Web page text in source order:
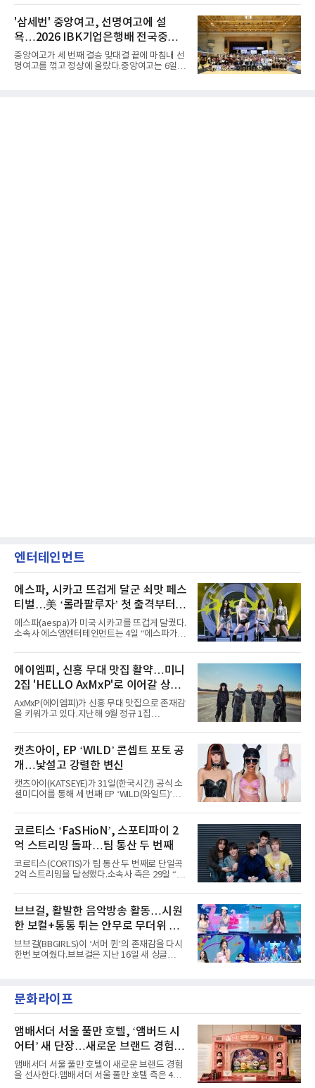
7번째 메달리스트가 됐다.승부는 막판에 갈렸
다. 3차 시기에서 20.31ｍ로 선
서 열리는 'UFC 331: 반 vs 판토자 2'에 출전해
각각 파트리시우 핏불(39·브라질), 마이클 애즈
웰 주니어(25·미국)와 맞선다.최두호의 목표는 8
년 만의 페더급 랭킹 재진입이다. 데뷔 후 3연속
KO승으로 11위까지 올랐던 그는 2018년 7월 순
위에서 빠졌고, 병역을 마치고 2023년 복귀한
뒤 1무에 이어 다시 3연속 KO승을 기록했다.상
'삼세번' 중앙여고, 선명여고에 설
욕…2026 IBK기업은행배 전국중고
배구대회 우승
중앙여고가 세 번째 결승 맞대결 끝에 마침내 선
명여고를 꺾고 정상에 올랐다.중앙여고는 6일
엔터테인먼트
에스파, 시카고 뜨겁게 달군 쇠맛 페스
티벌…美 ‘롤라팔루자’ 첫 출격부터
증명한 존재감
에스파(aespa)가 미국 시카고를 뜨겁게 달궜다.
소속사 에스엠엔터테인먼트는 4일 “에스파가
서 열린 ‘롤라팔루자 시카고’(Lollapalooza
Chicago)의 알리안츠 스테이지에 올랐다”며
“총 14곡으로 구성된 세트리스트를 선사, 데뷔 7
년 차다운 노련한 무대 매너와 파워풀한 에너지
로 현장의 분위기를 압도했다”고 밝혔다.1991
년 시작된 ‘롤라팔루자’는 8개 스테이지, 170여
팀의 아티스트와 40만 명 이상의 관객이 운집하
코르티스 등 K팝 스타들이 출연진 명단에 이름
을 올렸다.이날 에스파는
에이엠피, 신흥 무대 맛집 활약…미니
2집 'HELLO AxMxP'로 이어갈 상승
세
AxMxP(에이엠피)가 신흥 무대 맛집으로 존재감
을 키워가고 있다.지난해 9월 정규 1집
AxMxP는 데뷔 전부터 버스킹과 각종 페스티벌,
공연 무대에 오르며 실전 경험을 쌓아왔다.이들
은 소속사 패밀리 콘서트를 비롯해 '뷰티풀 민트
라이프 2025', '2025 부산국제록페스티벌' 등 대
형 무대에 잇달아 출연해 당찬 에너지와 풋풋한
매력으로 음악팬들의 눈도장을 찍었다.이후
AxMxP는 '카운트다운 판타지 2025-2026',
정적인 실력을 입증했고, 올해 '2026 어썸뮤직
페스티벌', '뷰티풀 민트 라이프 2026', '2026
캣츠아이, EP ‘WILD’ 콘셉트 포토 공
개…낯설고 강렬한 변신
캣츠아이(KATSEYE)가 31일(한국시간) 공식 소
셜미디어를 통해 세 번째 EP ‘WILD(와일드)’의
heart(와일드 하트)’라는 제목이 붙은 콘셉트 포
토에는 멤버들의 본능적이고 야성적인 면모가
강렬하게 담겼다. 짙은 아이섀도와 푸른빛·금빛·
붉은빛의 컬러 렌즈가 비현실적인 분위기를 자
아내고, 여러 원색이 불규칙하게 뒤섞인 멀티컬
러 헤어와 과감한 블루·블랙 립 메이크업이 낯설
고도 매혹적인 비주얼을 완성했다.스타일링 역
엣을 거침없이 결합했다. 멤버들은 각기 다른 개
성을 살린 스타일링을 선
코르티스 ‘FaSHioN’, 스포티파이 2
억 스트리밍 돌파…팀 통산 두 번째
코르티스(CORTIS)가 팀 통산 두 번째로 단일곡
2억 스트리밍을 달성했다.소속사 측은 29일 “코
벌 오디오·음원 스트리밍 플랫폼 스포티파이에
서 27일 자로 누적 재생 수 2억 회를 돌파했
다”고 밝혔다.곡이 발표된 지 약 10개월 만이다.
팀의 첫 번째 2억 스트리밍 곡은 동일 음반에 수
록된 ‘GO!’다. 이 노래는 공개 약 9개월 만인 지
난달 26일 자에 2억 고지를 밟았다. 이는 최근 5
년 내 데뷔한 보이그룹의 곡 중 최단기 2억 달성
했다. “내 티, 5 bucks 바지는, 만원” 등 멤버들
의 라이프 스타일
브브걸, 활발한 음악방송 활동…시원
한 보컬+통통 튀는 안무로 무더위 사
냥
브브걸(BBGIRLS)이 ‘서머 퀸’의 존재감을 다시
한번 보여줬다.브브걸은 지난 16일 새 싱글
MBC '쇼! 음악중심', SBS '인기가요' 등 주요 음
악방송 무대에 올라 화려한 퍼포먼스를 펼쳤다.
력을 앞세워 매 무대 색다른 볼거리를 선사했다.
특히 화사한 파스텔 톤의 비치웨어부터 청량한
마린룩, 햇살 아래 반짝이는 물결을 연상시키는
스커트, 강렬한 붉은 계열의 스타일링까지 각기
다른 매력을 선보였다. 브브걸은 다채로운 여름
패션을 완벽하게 소화하며 보
문화라이프
앰배서더 서울 풀만 호텔, ‘앰버드 시
어터’ 새 단장…새로운 브랜드 경험 선
사
앰배서더 서울 풀만 호텔이 새로운 브랜드 경험
을 선사한다.앰배서더 서울 풀만 호텔 측은 4일